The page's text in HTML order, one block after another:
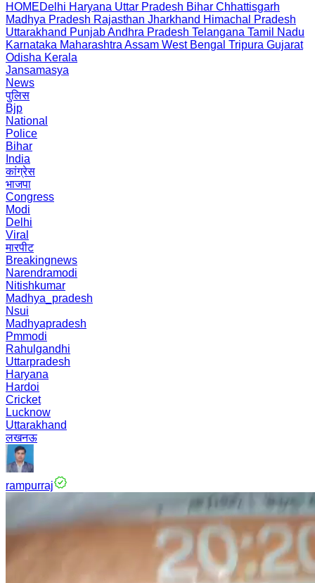
HOMEDelhi Haryana Uttar Pradesh Bihar Chhattisgarh
Madhya Pradesh Rajasthan Jharkhand Himachal Pradesh
Uttarakhand PunjabAndhra Pradesh Telangana Tamil Nadu
Karnataka Maharashtra Assam West Bengal Tripura Gujarat
Odisha Kerala
Jansamasya
News
पुलिस
Bjp
National
Police
Bihar
India
कांग्रेस
भाजपा
Congress
Modi
Delhi
Viral
मारपीट
Breakingnews
Narendramodi
Nitishkumar
Madhya_pradesh
Nsui
Madhyapradesh
Pmmodi
Rahulgandhi
Uttarpradesh
Haryana
Hardoi
Cricket
Lucknow
Uttarakhand
लखनऊ
rampurraj